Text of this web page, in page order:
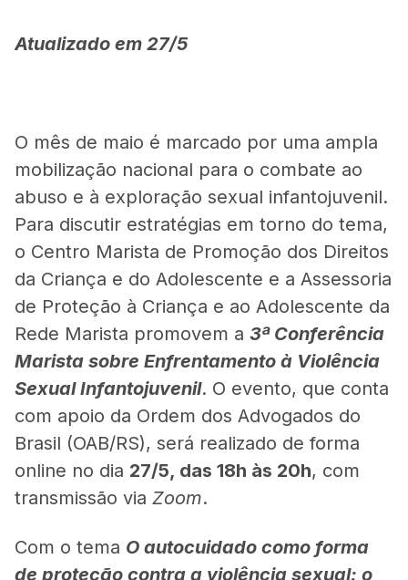
Atualizado em 27/5
O mês de maio é marcado por uma ampla
mobilização nacional para o combate ao
abuso e à exploração sexual infantojuvenil.
Para discutir estratégias em torno do tema,
o Centro Marista de Promoção dos Direitos
da Criança e do Adolescente e a Assessoria
de Proteção à Criança e ao Adolescente da
Rede Marista promovem a 3ª Conferência
Marista sobre Enfrentamento à Violência
Sexual Infantojuvenil. O evento, que conta
com apoio da Ordem dos Advogados do
Brasil (OAB/RS), será realizado de forma
online no dia 27/5, das 18h às 20h, com
transmissão via Zoom.
Com o tema O autocuidado como forma
de proteção contra a violência sexual: o